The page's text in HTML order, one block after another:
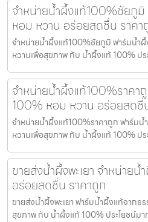
จำหน่ายน้ำผึ้งแท้100%ชัยภู
หอม หวาน อร่อยสดชื่น ราคา
จำหน่ายน้ำผึ้งแท้100%ชัยภูมิ ฟาร์มน้ำ
หวานเพื่อสุขภาพ กับ น้ำผึ้งแท้ 100% ป
จำหน่ายน้ำผึ้งแท้100%ราคา
100% หอม หวาน อร่อยสดชื่
จำหน่ายน้ำผึ้งแท้100%ราคาถูก ฟาร์มน้
หวานเพื่อสุขภาพ กับ น้ำผึ้งแท้ 100% ป
ขายส่งน้ำผึ้งพะเยา จำหน่าย
อร่อยสดชื่น ราคาถูก
ขายส่งน้ำผึ้งพะเยา ฟาร์มน้ำผึ้งแท้จากธ
สุขภาพ กับ น้ำผึ้งแท้ 100% ประโยชน์ม